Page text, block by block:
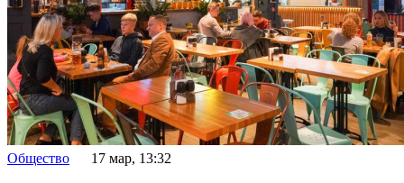
Общество 17 мар, 13:32